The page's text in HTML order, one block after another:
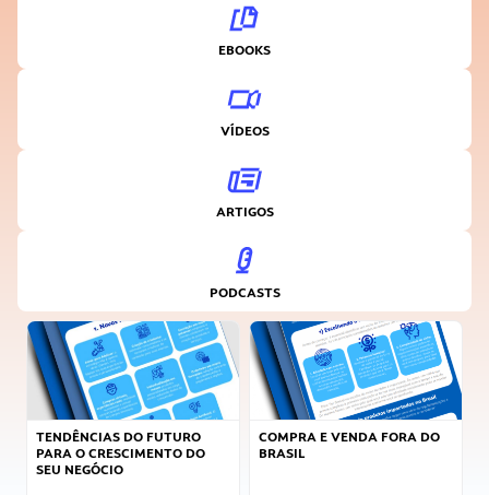
EBOOKS
VÍDEOS
ARTIGOS
PODCASTS
TENDÊNCIAS DO FUTURO
PARA O CRESCIMENTO DO
SEU NEGÓCIO
COMPRA E VENDA FORA DO
BRASIL